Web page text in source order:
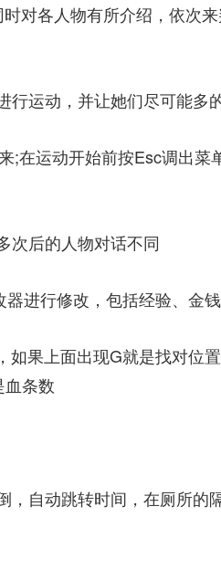
对各人物有所介绍，依次
行运动，并让她们尽可能多
;在运动开始前按Esc调出菜
次后的人物对话不同
进行修改，包括经验、金
果上面出现G就是找对位
条数
自动跳转时间，在厕所的